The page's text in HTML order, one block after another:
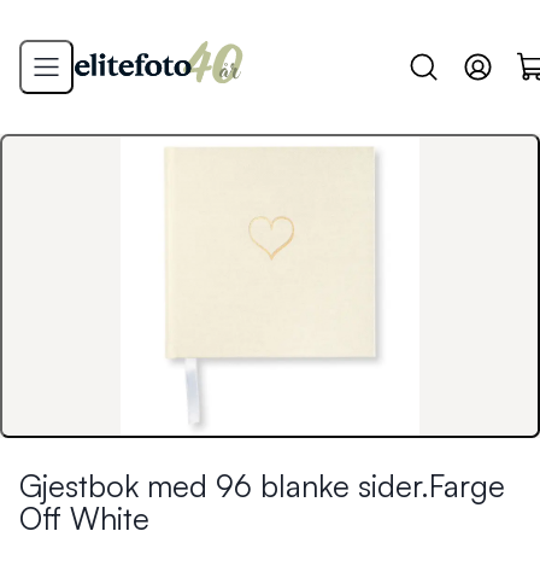
Gjestbok med 96 blanke sider.Farge
Off White